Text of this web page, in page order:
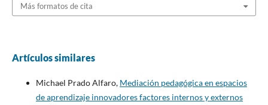
Más formatos de cita
Artículos similares
Michael Prado Alfaro, Mediación pedagógica en espacios
de aprendizaje innovadores factores internos y externos